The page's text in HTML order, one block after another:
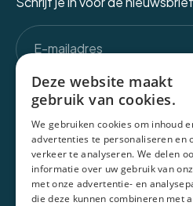
Over de applicatie
Liv omgeving
Liv Talk
Liv dashboard
Deze website maakt
gebruik van cookies.
We gebruiken cookies om inhoud
advertenties te personaliseren en
verkeer te analyseren. We delen
informatie over uw gebruik van
met onze advertentie- en
die deze kunnen combineren met